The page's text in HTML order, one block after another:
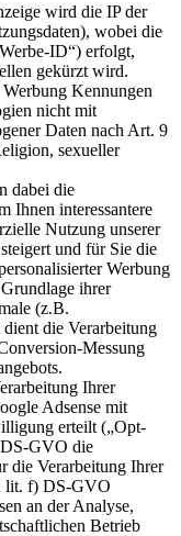
wird die IP der
wobei die
ID“) erfolgt,
gekürzt wird.
Kennungen
nicht mit
Daten nach Art. 9
sexueller
dabei die
Ihnen interessantere
Nutzung unserer
und für Sie die
Werbung
ihrer
(z.B.
die Verarbeitung
Messung
Ihrer
Adsense mit
erteilt („Opt-
GVO die
die Verarbeitung Ihrer
lit. f) DS-GVO
an der Analyse,
Betrieb